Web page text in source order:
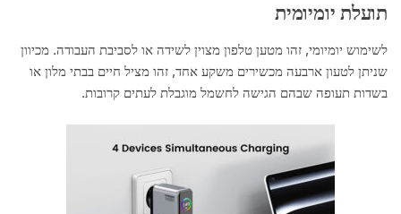
תועלת יומיומית
לשימוש יומיומי, זהו מטען טלפון מצוין לשידה או לסביבת העבודה. מכיוון
שניתן לטעון ארבעה מכשירים משקע אחד, זהו מציל חיים בבתי מלון או
בשדות תעופה שבהם הגישה לחשמל מוגבלת לעתים קרובות.